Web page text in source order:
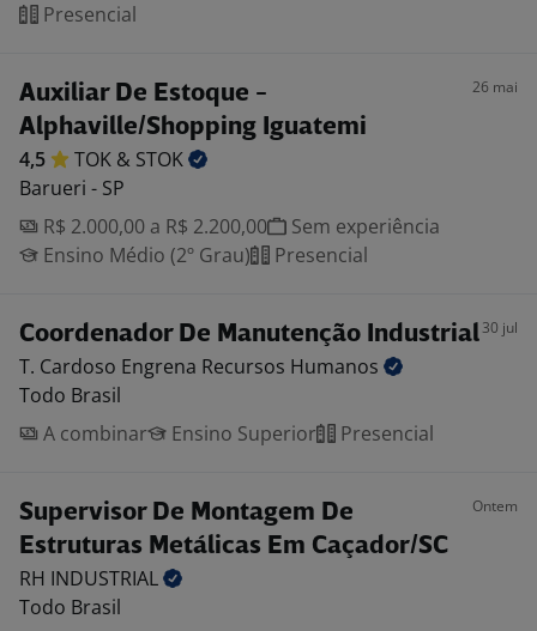
Presencial
Auxiliar De Estoque -
Alphaville/Shopping Iguatemi
26 mai
4,5 TOK & STOK
Barueri - SP
R$ 2.000,00 a R$ 2.200,00
Sem experiência
Ensino Médio (2º Grau)
Presencial
Coordenador De Manutenção Industrial30 jul
T. Cardoso Engrena Recursos Humanos
Todo Brasil
A combinar
Ensino Superior Presencial
Supervisor De Montagem De
Estruturas Metálicas Em Caçador/SC
Ontem
RH INDUSTRIAL
Todo Brasil